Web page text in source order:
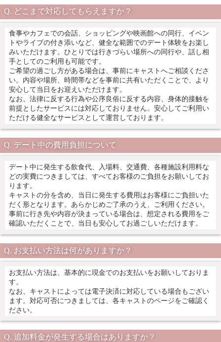
どこまで対応してもらえますか？
食事やカフェでの会話、ショッピングや映画館への同行、イベン
トやライブの付き添いなど、健全な範囲でのデート体験をお楽し
みいただけます。ひとりでは行きづらい場所への同行や、話し相
手としてのご利用も可能です。
ご希望の過ごし方がある場合は、事前にキャストへご相談くださ
い。内容や場所、時間帯などを事前に共有いただくことで、より
安心して当日をお迎えいただけます。
なお、法律に反する行為や公序良俗に反する内容、身体的接触を
前提としたサービスには対応しておりません。安心してご利用い
ただける健全なサービスとして運営しております。
デート中の費用負担について
デート中に発生する飲食代、入場料、交通費、各種施設利用料な
どの実費につきましては、すべてお客様のご負担をお願いしてお
ります。
キャストの分を含め、当日に発生する費用はお客様にご負担いた
だく形となります。あらかじめご了承のうえ、ご利用ください。
事前に行き先や内容が決まっている場合は、想定される費用をご
確認いただくことで、当日も安心してお過ごしいただけます。
お支払い方法は何がありますか？
お支払い方法は、基本的に現金でのお支払いをお願いしておりま
す。
なお、キャストによっては電子決済に対応している場合もござい
ます。対応可否につきましては、各キャストのページをご確認く
ださい。
追加料金が発生する場合はありますか？